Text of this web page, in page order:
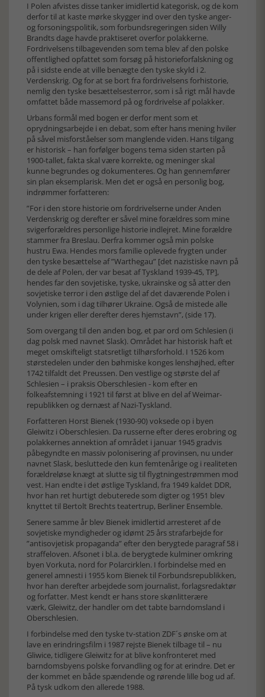
I Polen afvistes disse tanker imidlertid kategorisk, og de kom
derfor til at kaste mørke skygger ind over den tyske anger-
og forsoningspolitik, som forbundsregeringen siden Willy
Brandts dage havde praktiseret overfor polakkerne.
Fordrivelsens tilbagevenden som tema blev af den polske
offentlighed opfattet som forsøg på historieforfalskning og
på i sidste ende at ville benægte den tyske skyld i 2.
Verdenskrig. Og for at se bort fra fordrivelsens forhistorie,
nemlig den tyske besættelsesterror, som i så rigt mål havde
omfattet både massemord på og fordrivelse af polakker.
Urbans formål med bogen er derfor ment som et
oprydningsarbejde i en debat, som efter hans mening hviler
på såvel misforståelser som manglende viden. Hans tilgang
er historisk – han forfølger bogens tema siden starten på
1900-tallet, fakta skal være korrekte, og meninger skal
kunne begrundes og dokumenteres. Og han gennemfører
sin plan eksemplarisk. Men det er også en personlig bog,
indrømmer forfatteren:
”For i den store historie om fordrivelserne under Anden
Verdenskrig og derefter er såvel mine forældres som mine
svigerforældres personlige historie indlejret. Mine forældre
stammer fra Breslau. Derfra kommer også min polske
hustru Ewa. Hendes mors familie oplevede frygten under
den tyske besættelse af ”Warthegau” [det nazistiske navn på
de dele af Polen, der var besat af Tyskland 1939-45, TP],
hendes far den sovjetiske, tyske, ukrainske og så atter den
sovjetiske terror i den østlige del af det daværende Polen i
Volynien, som i dag tilhører Ukraine. Også de mistede alle
under krigen eller derefter deres hjemstavn”, (side 17).
Som overgang til den anden bog, et par ord om Schlesien (i
dag polsk med navnet Slask). Området har historisk haft et
meget omskifteligt statsretligt tilhørsforhold. I 1526 kom
størstedelen under den bøhmiske konges lenshøjhed, efter
1742 tilfaldt det Preussen. Den vestlige og største del af
Schlesien – i praksis Oberschlesien - kom efter en
folkeafstemning i 1921 til først at blive en del af Weimar-
republikken og dernæst af Nazi-Tyskland.
Forfatteren Horst Bienek (1930-90) voksede op i byen
Gleiwitz i Oberschlesien. Da russerne efter deres erobring og
polakkernes annektion af området i januar 1945 gradvis
påbegyndte en massiv polonisering af provinsen, nu under
navnet Slask, besluttede den kun femtenårige og i realiteten
forældreløse knægt at slutte sig til flygtningestrømmen mod
vest. Han endte i det østlige Tyskland, fra 1949 kaldet DDR,
hvor han ret hurtigt debuterede som digter og 1951 blev
knyttet til Bertolt Brechts teatertrup, Berliner Ensemble.
Senere samme år blev Bienek imidlertid arresteret af de
sovjetiske myndigheder og idømt 25 års strafarbejde for
”antisovjetisk propaganda” efter den berygtede paragraf 58 i
straffeloven. Afsonet i bl.a. de berygtede kulminer omkring
byen Vorkuta, nord for Polarcirklen. I forbindelse med en
generel amnesti i 1955 kom Bienek til Forbundsrepublikken,
hvor han derefter arbejdede som journalist, forlagsredaktør
og forfatter. Mest kendt er hans store skønlitterære
værk, Gleiwitz, der handler om det tabte barndomsland i
Oberschlesien.
I forbindelse med den tyske tv-station ZDF´s ønske om at
lave en erindringsfilm i 1987 rejste Bienek tilbage til – nu
Gliwice, tidligere Gleiwitz for at blive konfronteret med
barndomsbyens polske forvandling og for at erindre. Det er
der kommet en både spændende og rørende lille bog ud af.
På tysk udkom den allerede 1988.